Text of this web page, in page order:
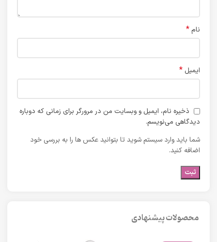
نام *
ایمیل *
ذخیره نام، ایمیل و وبسایت من در مرورگر برای زمانی که دوباره
دیدگاهی می‌نویسم.
شما باید وارد سیستم شوید تا بتوانید عکس ها را به بررسی خود
اضافه کنید.
محصولات پیشنهادی